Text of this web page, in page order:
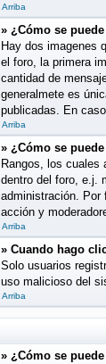
Arriba
» ¿Cómo se
Hay dos imagenes
el foro, la primera
cantidad de
generalmete es
publicadas. En
Arriba
» ¿Cómo se
Rangos, los cuales
dentro del foro, e.j.
administración. Por
acción y
Arriba
» Cuando hago
Solo usuarios
uso malicioso del
Arriba
» ¿Cómo se